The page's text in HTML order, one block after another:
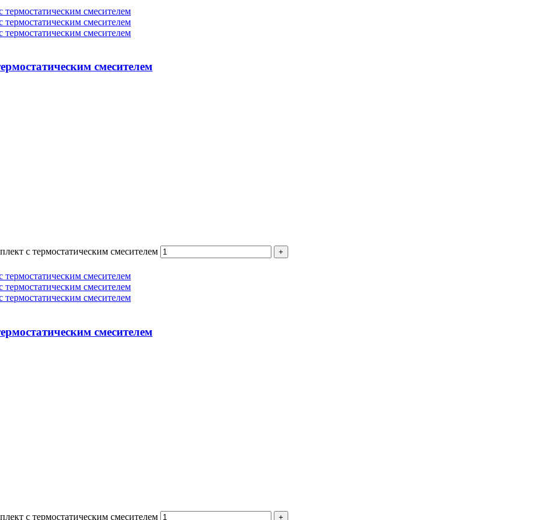
смесителем
с термостатическим смесителем
смесителем
с термостатическим смесителем